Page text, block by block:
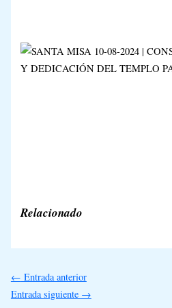
Relacionado
← Entrada anterior
Entrada siguiente →